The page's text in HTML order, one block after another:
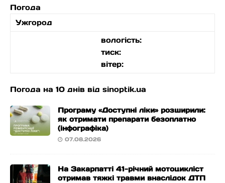
Погода
Ужгород
вологість:
тиск:
вітер:
Погода на 10 днів від sinoptik.ua
Програму «Доступні ліки» розширили:
як отримати препарати безоплатно
(інфографіка)
07.08.2026
На Закарпатті 41-річний мотоцикліст
отримав тяжкі травми внаслідок ДТП